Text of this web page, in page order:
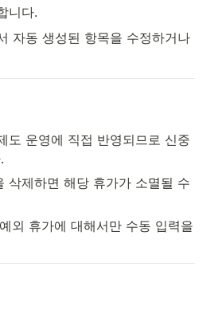
니다.
자동 생성된 항목을 수정하거나
운영에 직접 반영되므로 신중
제하면 해당 휴가가 소멸될 수
외 휴가에 대해서만 수동 입력을